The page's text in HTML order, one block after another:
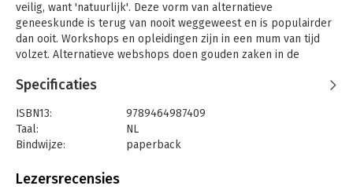
veilig, want 'natuurlijk'. Deze vorm van alternatieve
geneeskunde is terug van nooit weggeweest en is populairder
dan ooit. Workshops en opleidingen zijn in een mum van tijd
volzet. Alternatieve webshops doen gouden zaken in de
poeders, sappen... Influencers promoten de therapieën via de
Maar werkt deze vorm van kruidengeneeskunde of
fytotherapie wel? Waarom is ze zo populair (gemaakt)? Wat
ronduit gevaarlijk zijn? Hoe staan de overheid en de WHO hier
Specificaties
ISBN13:
9789464987409
Taal:
NL
Bindwijze:
paperback
Uitgever:
Lezersrecensies